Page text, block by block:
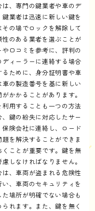
、専門の鍵業者や車のデ
業者は迅速に新しい鍵を
の場でロックを解除して
のある業者を選ぶことが
口コミを参考に、評判の
ィーラーに連絡する場合
ために、身分証明書や車
の製造番号を基に新しい
かかることがあります。
用することも一つの方法
鍵の紛失に対応したサー
険会社に連絡し、ロード
を解決することができま
ことが重要です。鍵を無
しなければなりません。
、車両が盗まれる危険性
、車両のセキュリティを
場所が明確でない場合も
れます。また、鍵を無く